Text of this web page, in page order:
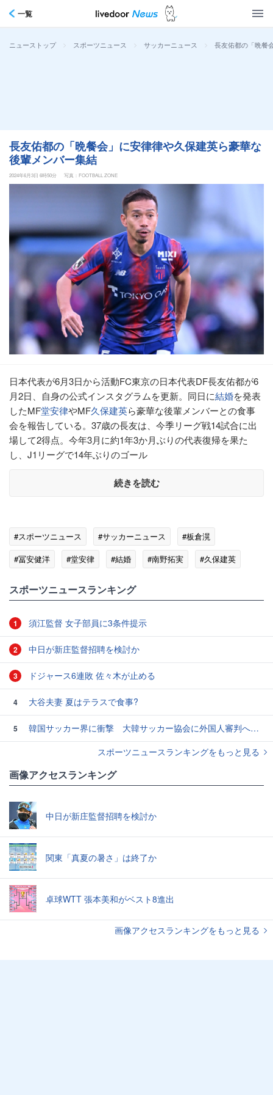
一覧
ニューストップ > スポーツニュース > サッカーニュース > 長友佑都の「晩餐
長友佑都の「晩餐会」に安律律や久保建英ら豪華な
後輩メンバー集結
2024年6月3日 6時50分 写真：FOOTBALL ZONE
日本代表が6月3日から活動FC東京の日本代表DF長友佑都が6
月2日、自身の公式インスタグラムを更新。同日に結婚を発表
したMF堂安律やMF久保建英ら豪華な後輩メンバーとの食事
会を報告している。37歳の長友は、今季リーグ戦14試合に出
場して2得点。今年3月に約1年3か月ぶりの代表復帰を果た
し、J1リーグで14年ぶりのゴール
続きを読む
#スポーツニュース #サッカーニュース
#板倉滉
#冨安健洋
#堂安律 #結婚 #南野拓実
#久保建英
スポーツニュースランキング
1 須江監督 女子部員に3条件提示
2 中日が新庄監督招聘を検討か
3 ドジャース6連敗 佐々木が止める
4 大谷夫妻 夏はテラスで食事?
5
韓国サッカー界に衝撃 大韓サッカー協会に外国人審判への“性的接待”疑惑 韓国メディアが報道
スポーツニュースランキングをもっと見る
画像アクセスランキング
中日が新庄監督招聘を検討か
関東「真夏の暑さ」は終了か
卓球WTT 張本美和がベスト8進出
画像アクセスランキングをもっと見る